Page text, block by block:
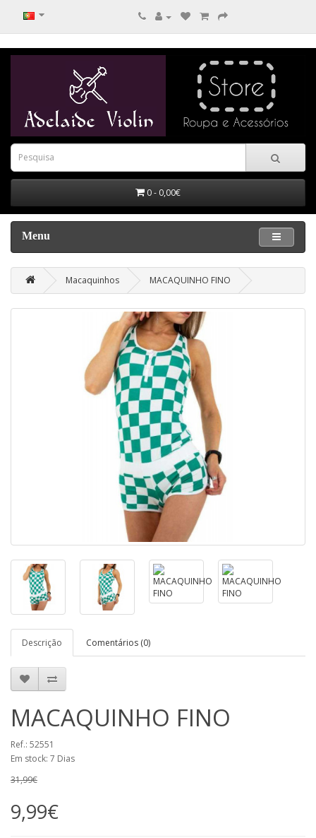
0 - 0,00€
Menu
Macaquinhos MACAQUINHO FINO
Descrição Comentários (0)
MACAQUINHO FINO
Ref.: 52551
Em stock: 7 Dias
31,99€
9,99€